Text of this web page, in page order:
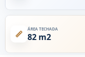
ÁREA TECHADA
82 m2